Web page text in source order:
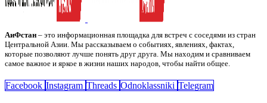
АиФстан – это информационная площадка для встреч с соседями из стран
Центральной Азии. Мы рассказываем о событиях, явлениях, фактах,
которые позволяют лучше понять друг друга. Мы находим и сравниваем
самое важное и яркое в жизни наших народов, чтобы найти общее.
Facebook Instagram Threads Odnoklassniki Telegram